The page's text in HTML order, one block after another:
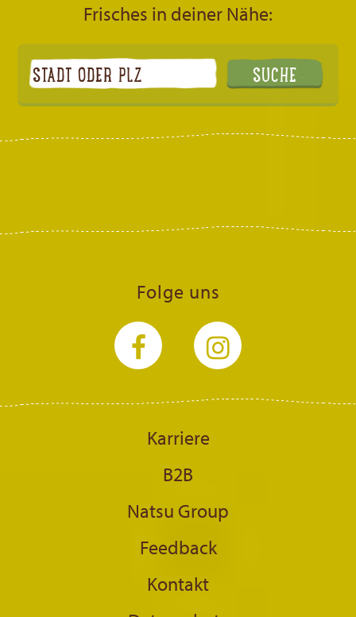
Frisches in deiner Nähe:
Folge uns
Karriere
B2B
Natsu Group
Feedback
Kontakt